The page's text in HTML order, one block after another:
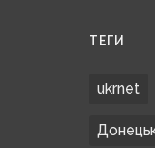
ТЕГИ
ukrnet